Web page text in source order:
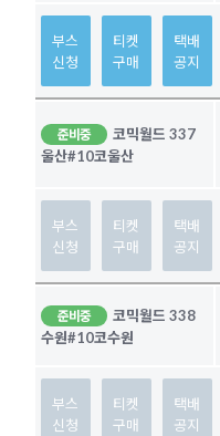
부스
신청
티켓
구매
택배
공지
준비중
코믹월드 337
울산#10코울산
부스
신청
티켓
구매
택배
공지
준비중
코믹월드 338
수원#10코수원
부스
신청
티켓
구매
택배
공지